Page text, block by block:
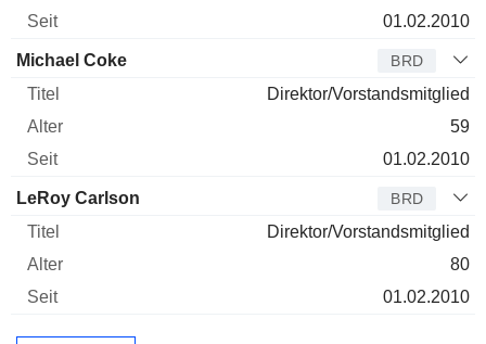
01.02.2010
Michael Coke BRD
Direktor/Vorstandsmitglied
59
01.02.2010
LeRoy Carlson BRD
Direktor/Vorstandsmitglied
80
01.02.2010